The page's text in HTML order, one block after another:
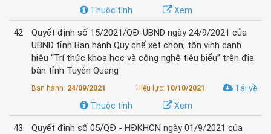
Xem
Thuộc tính
42
Quyết định số 15/2021/QĐ-UBND ngày 24/9/2021 của
UBND tỉnh Ban hành Quy chế xét chọn, tôn vinh danh
hiệu “Trí thức khoa học và công nghệ tiêu biểu” trên địa
bàn tỉnh Tuyên Quang
Ban hành: 24/09/2021 Hiệu lực: 10/10/2021
Tải về
Xem
Thuộc tính
43
Quyết định số 05/QĐ - HĐKHCN ngày 01/9/2021 của